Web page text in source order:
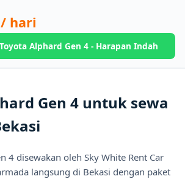
/ hari
Alphard Gen 4 - Harapan Indah
Gen 4 untuk sewa
4 disewakan oleh Sky White Rent Car
langsung di Bekasi dengan paket